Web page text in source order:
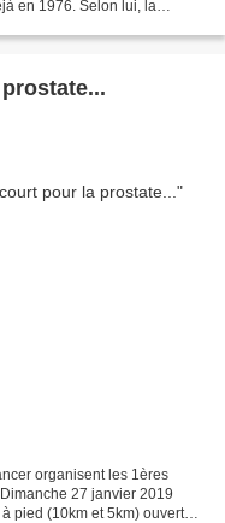
en 1976. Selon lui, la
organisent les 1ères
27 janvier 2019
pied (10km et 5km) ouvertes